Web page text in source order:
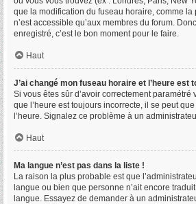
que la modification du fuseau horaire, comme la
n’est accessible qu’aux membres du forum.
enregistré, c’est le bon moment pour le faire.
Haut
J’ai changé mon fuseau horaire et l’heure est
Si vous êtes sûr d’avoir correctement paramétré
que l’heure est toujours incorrecte, il se peut
l’heure. Signalez ce problème à un
Haut
Ma langue n’est pas dans la liste !
La raison la plus probable est que
langue ou bien que personne n’ait encore
langue. Essayez de demander à un